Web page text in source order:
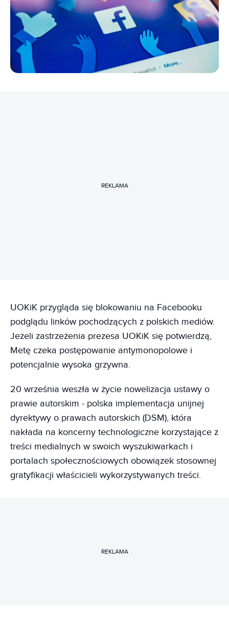
REKLAMA
UOKiK przygląda się blokowaniu na Facebooku
podglądu linków pochodzących z polskich mediów.
Jeżeli zastrzeżenia prezesa UOKiK się potwierdzą,
Metę czeka postępowanie antymonopolowe i
potencjalnie wysoka grzywna.
20 września weszła w życie nowelizacja ustawy o
prawie autorskim - polska implementacja unijnej
dyrektywy o prawach autorskich (DSM), która
nakłada na koncerny technologiczne korzystające z
treści medialnych w swoich wyszukiwarkach i
portalach społecznościowych obowiązek stosownej
gratyfikacji właścicieli wykorzystywanych treści.
REKLAMA